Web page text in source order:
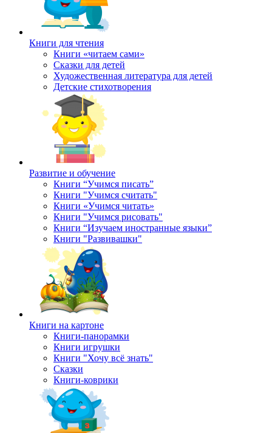
Книги для чтения
Книги «читаем сами»
Сказки для детей
Художественная литература для детей
Детские стихотворения
Развитие и обучение
Книги “Учимся писать”
Книги "Учимся считать"
Книги «Учимся читать»
Книги "Учимся рисовать"
Книги “Изучаем иностранные языки”
Книги "Развивашки"
Книги на картоне
Книги-панорамки
Книги игрушки
Книги "Хочу всё знать"
Сказки
Книги-коврики